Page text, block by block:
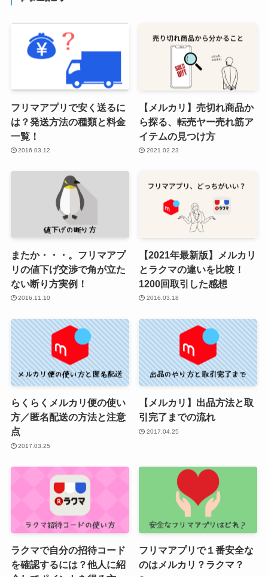
フリマアプリで安く送るに
は？発送方法の種類と料金
一覧！
2016.03.12
【メルカリ】売切れ商品か
ら探る、転売ヤー売れ筋ア
イテムの見つけ方
2021.02.23
またか・・・。フリマアプ
リの値下げ交渉で角が立た
ない断り方実例！
2016.11.10
【2021年最新版】メルカリ
とラクマの違いを比較！
1200回取引した感想
2016.03.18
らくらくメルカリ便の使い
方／匿名配送の方法と注意
点
2017.03.25
【メルカリ】出品方法と取
引完了までの流れ
2017.04.25
ラクマで自分の招待コード
を確認するには？他人に紹
フリマアプリで１番安全な
のはメルカリ？ラクマ？